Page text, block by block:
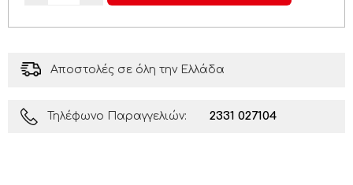
Αποστολές σε όλη την Ελλάδα
Τηλέφωνο Παραγγελιών: 2331 027104